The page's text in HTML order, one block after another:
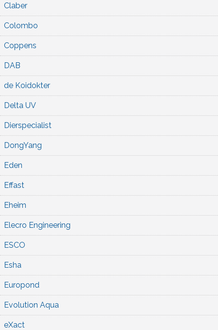
Claber
Colombo
Coppens
DAB
de Koidokter
Delta UV
Dierspecialist
DongYang
Eden
Effast
Eheim
Elecro Engineering
ESCO
Esha
Europond
Evolution Aqua
eXact